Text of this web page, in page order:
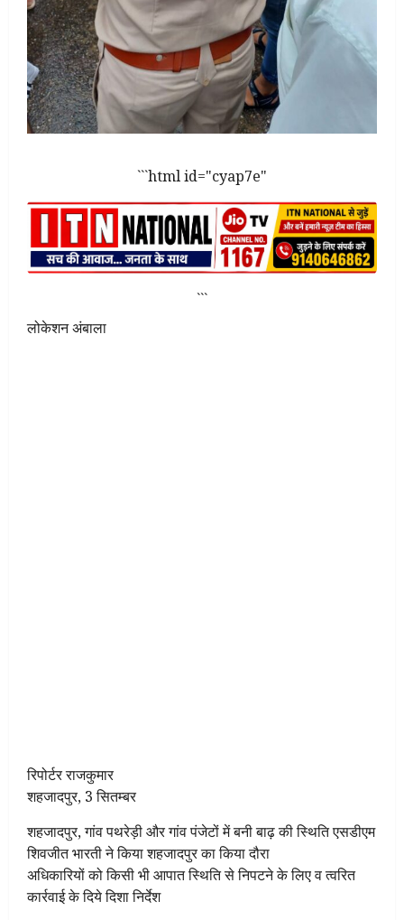
```html id="cyap7e"
```
लोकेशन अंबाला
रिपोर्टर राजकुमार
शहजादपुर, 3 सितम्बर
शहजादपुर, गांव पथरेड़ी और गांव पंजेटों में बनी बाढ़ की स्थिति एसडीएम
शिवजीत भारती ने किया शहजादपुर का किया दौरा
अधिकारियों को किसी भी आपात स्थिति से निपटने के लिए व त्वरित
कार्रवाई के दिये दिशा निर्देश